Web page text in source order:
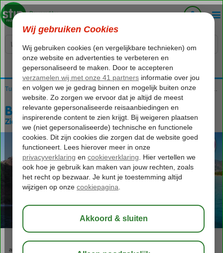
Voelt als thuiskomen...
Turkije Turkse Riviera Blue Cruises Blue Cruises Turkse Riviera Blue Cruise & Turquoise Hotel
Blue Cruise & Turquoise Hotel
Zie beschrijving (optie 2)
aug 33°